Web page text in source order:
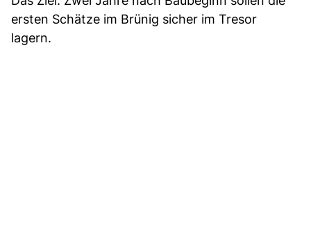
ersten Schätze im Brünig sicher im Tresor
lagern.